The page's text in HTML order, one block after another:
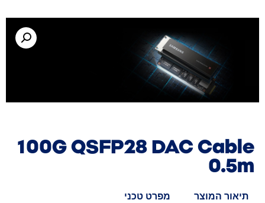
100G QSFP28 DAC Cable
0.5m
תיאור המוצר מפרט טכני